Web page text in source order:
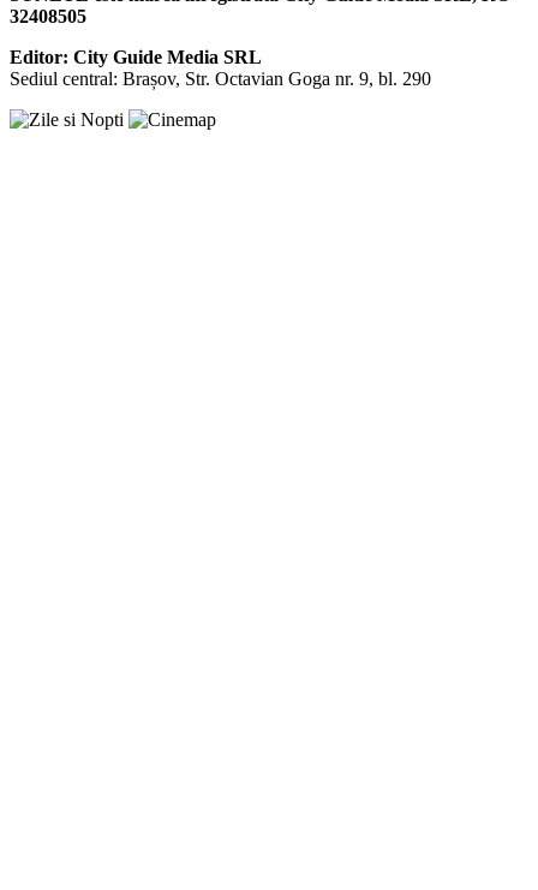
32408505
Editor: City Guide Media SRL
Sediul central: Brașov, Str. Octavian Goga nr. 9, bl. 290